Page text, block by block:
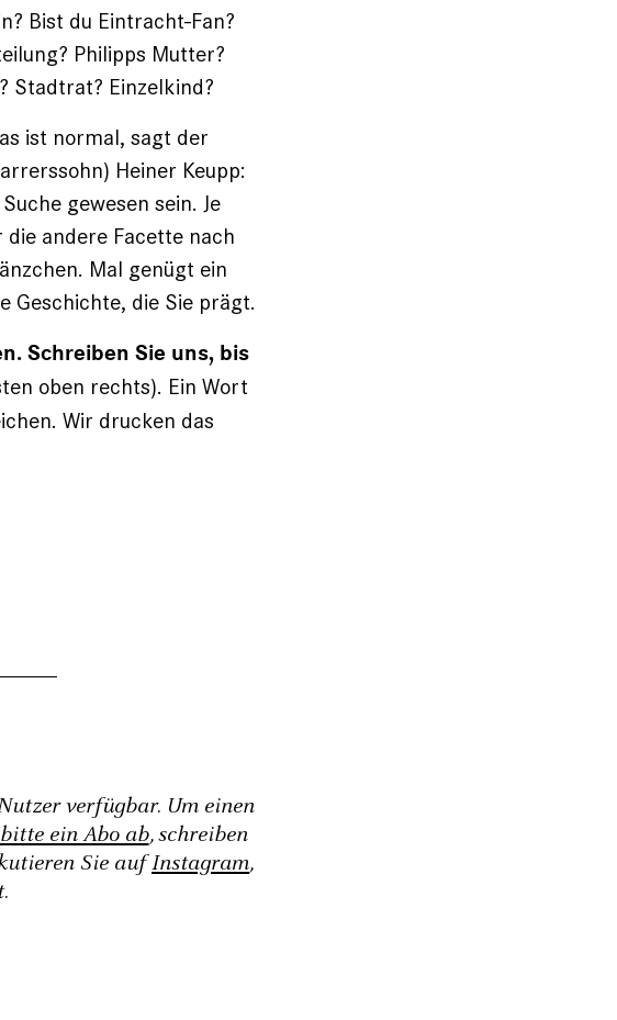
Bist du Eintracht-Fan?
Philipps Mutter?
Stadtrat? Einzelkind?
ist normal, sagt der
Heiner Keupp:
gewesen sein. Je
die andere Facette nach
Mal genügt ein
Geschichte, die Sie prägt.
Schreiben Sie uns, bis
oben rechts). Ein Wort
Wir drucken das
verfügbar. Um einen
ein Abo ab, schreiben
Sie aufInstagram,